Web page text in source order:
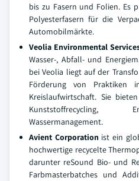
bis zu Fasern und Folien. Es
Polyesterfasern für die
Automobilmärkte.
Veolia Environmental
Wasser-, Abfall- und
bei Veolia liegt auf der
Förderung von Praktiken
Kreislaufwirtschaft. Sie
Kunststoffrecycling,
Wassermanagement.
Avient Corporation ist ein
hochwertige recycelte
darunter reSound Bio- und
Farbmasterbatches und